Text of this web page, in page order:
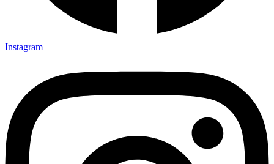
Instagram